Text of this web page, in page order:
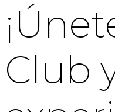
Club